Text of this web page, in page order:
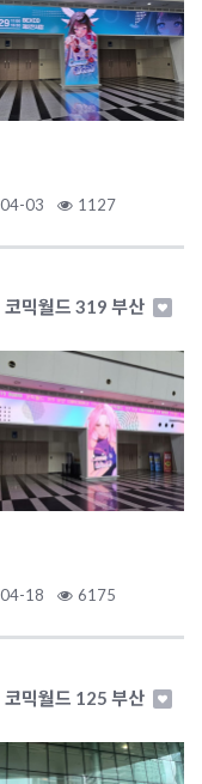
04-03 1127
코믹월드 319 부산
04-18 6175
코믹월드 125 부산